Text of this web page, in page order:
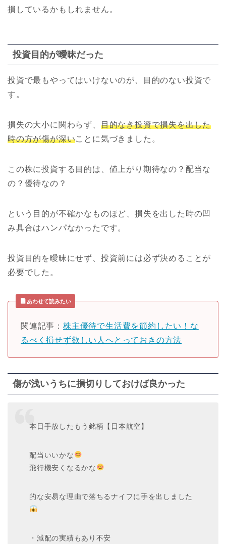
損しているかもしれません。
投資目的が曖昧だった
投資で最もやってはいけないのが、目的のない投資で
す。
損失の大小に関わらず、 目的なき投資で損失を出した
時の方が傷が深いことに気づきました。
この株に投資する目的は、値上がり期待なの？配当な
の？優待なの？
という目的が不確かなものほど、損失を出した時の凹
み具合はハンパなかったです。
投資目的を曖昧にせず、投資前には必ず決めることが
必要でした。
あわせて読みたい
関連記事： 株主優待で生活費を節約したい！な
るべく損せず欲しい人へとっておきの方法
傷が浅いうちに損切りしておけば良かった
本日手放したもう銘柄【日本航空】
配当いいかな
飛行機安くなるかな
的な安易な理由で落ちるナイフに手を出しました
・減配の実績もあり不安